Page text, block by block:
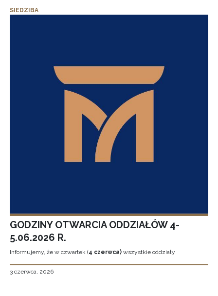
SIEDZIBA
GODZINY OTWARCIA ODDZIAŁÓW 4-
5.06.2026 R.
Informujemy, że w czwartek (4 czerwca) wszystkie oddziały
3 czerwca, 2026